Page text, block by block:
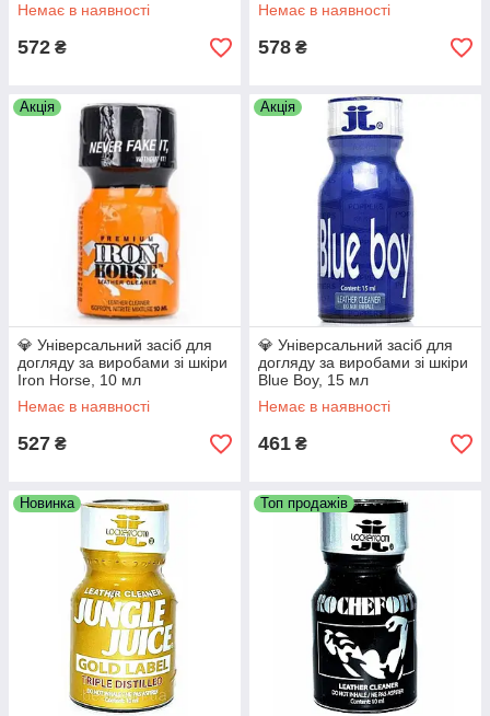
Немає в наявності
572 ₴
Немає в наявності
578 ₴
Акція
💎 Універсальний засіб для
догляду за виробами зі шкіри
Iron Horse, 10 мл
Немає в наявності
527 ₴
Акція
💎 Універсальний засіб для
догляду за виробами зі шкіри
Blue Boy, 15 мл
Немає в наявності
461 ₴
Новинка Топ продажів